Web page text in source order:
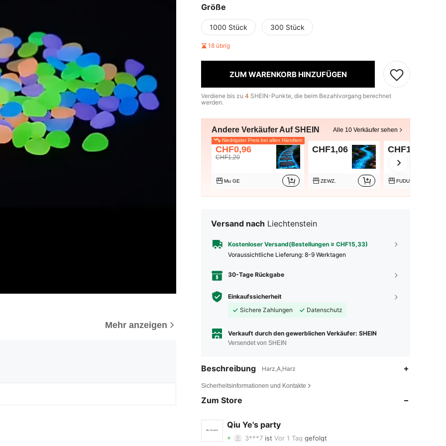
Mehr anzeigen
Größe
1000 Stück 300 Stück
18 übrig
ZUM WARENKORB HINZUFÜGEN
Verdiene bis zu 4 SHEIN-Punkte, die beim Bezahlvorgang berechnet
werden.
Andere Verkäufer Auf SHEIN Alle 10 Verkäufer sehen
Niedrigster Preis bei allen Händlern
CHF0,96
CHF1,20
Mu GE
CHF1,06
ZEWZ.
CHF1,08
FUDUU
Versand nach Liechtenstein
Kostenloser Versand(Bestellungen ≥ CHF15,33)
Voraussichtliche Lieferung: 8-9 Werktagen
30-Tage Rückgabe
Einkaufssicherheit
Sichere Zahlungen
Datenschutz
Verkauft durch den gewerblichen Verkäufer: SHEIN
Versendet von SHEIN
Beschreibung Harz,A,Harz
Sicherheitsinformationen und Kontakte
Zum Store
Qiu Ye's party
4,81
4,81
3***7 ist Vor 1 Tag gefolgt